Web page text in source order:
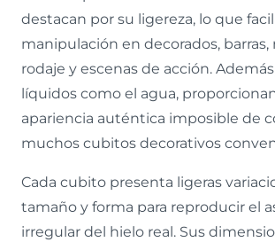
destacan por su ligereza, lo que
manipulación en decorados, barras,
rodaje y escenas de acción.
líquidos como el agua,
apariencia auténtica imposible de
muchos cubitos decorativos
Cada cubito presenta ligeras
tamaño y forma para reproducir el
irregular del hielo real. Sus